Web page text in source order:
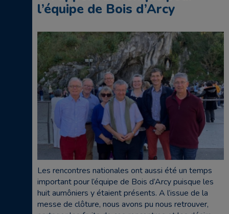
l’équipe de Bois d’Arcy
Les rencontres nationales ont aussi été un temps
important pour l’équipe de Bois d’Arcy puisque les
huit aumôniers y étaient présents. A l’issue de la
messe de clôture, nous avons pu nous retrouver,